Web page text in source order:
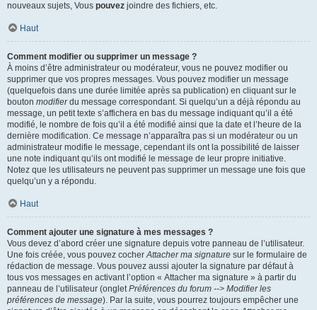
nouveaux sujets, Vous pouvez joindre des fichiers, etc.
Haut
Comment modifier ou supprimer un message ?
À moins d’être administrateur ou modérateur, vous ne pouvez modifier ou
supprimer que vos propres messages. Vous pouvez modifier un message
(quelquefois dans une durée limitée après sa publication) en cliquant sur le
bouton modifierdu message correspondant. Si quelqu’un a déjà répondu au
message, un petit texte s’affichera en bas du message indiquant qu’il a été
modifié, le nombre de fois qu’il a été modifié ainsi que la date et l’heure de la
dernière modification. Ce message n’apparaîtra pas si un modérateur ou un
administrateur modifie le message, cependant ils ont la possibilité de laisser
une note indiquant qu’ils ont modifié le message de leur propre initiative.
Notez que les utilisateurs ne peuvent pas supprimer un message une fois que
quelqu’un y a répondu.
Haut
Comment ajouter une signature à mes messages ?
Vous devez d’abord créer une signature depuis votre panneau de l’utilisateur.
Une fois créée, vous pouvez cocherAttacher ma signature sur le formulaire de
rédaction de message. Vous pouvez aussi ajouter la signature par défaut à
tous vos messages en activant l’option « Attacher ma signature » à partir du
panneau de l’utilisateur (ongletPréférences du forum --> Modifier les
préférences de message). Par la suite, vous pourrez toujours empêcher une